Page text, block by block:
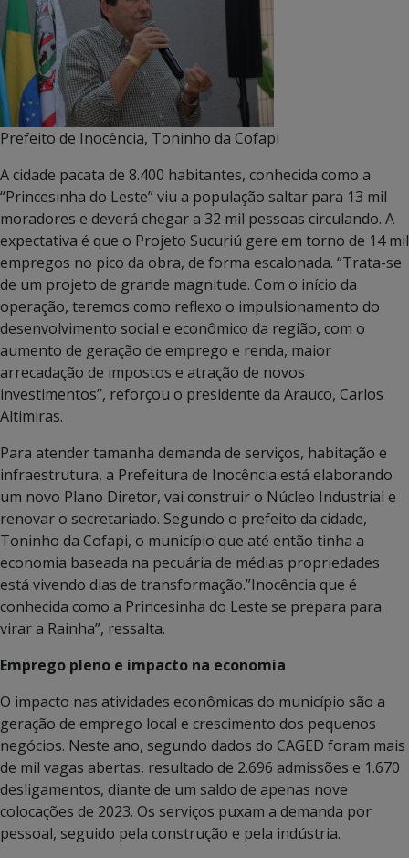
Prefeito de Inocência, Toninho da Cofapi
A cidade pacata de 8.400 habitantes, conhecida como a
“Princesinha do Leste” viu a população saltar para 13 mil
moradores e deverá chegar a 32 mil pessoas circulando. A
expectativa é que o Projeto Sucuriú gere em torno de 14 mil
empregos no pico da obra, de forma escalonada. “Trata-se
de um projeto de grande magnitude. Com o início da
operação, teremos como reflexo o impulsionamento do
desenvolvimento social e econômico da região, com o
aumento de geração de emprego e renda, maior
arrecadação de impostos e atração de novos
investimentos”, reforçou o presidente da Arauco, Carlos
Altimiras.
Para atender tamanha demanda de serviços, habitação e
infraestrutura, a Prefeitura de Inocência está elaborando
um novo Plano Diretor, vai construir o Núcleo Industrial e
renovar o secretariado. Segundo o prefeito da cidade,
Toninho da Cofapi, o município que até então tinha a
economia baseada na pecuária de médias propriedades
está vivendo dias de transformação.”Inocência que é
conhecida como a Princesinha do Leste se prepara para
virar a Rainha”, ressalta.
Emprego pleno e impacto na economia
O impacto nas atividades econômicas do município são a
geração de emprego local e crescimento dos pequenos
negócios. Neste ano, segundo dados do CAGED foram mais
de mil vagas abertas, resultado de 2.696 admissões e 1.670
desligamentos, diante de um saldo de apenas nove
colocações de 2023. Os serviços puxam a demanda por
pessoal, seguido pela construção e pela indústria.